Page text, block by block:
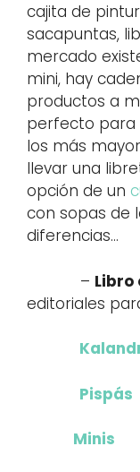
cajita de
sacapuntas,
mercado
mini, hay
productos a
perfecto para
los más
llevar una
opción de un
con sopas de
diferencias…
– Libro
editoriales
Pispás
Minis